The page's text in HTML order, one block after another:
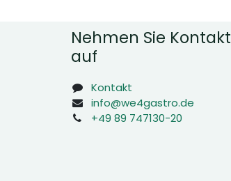
Nehmen Sie Kontakt
auf
Kontakt
info@we4gastro.de
+49 89 747130-20